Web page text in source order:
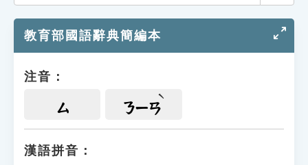
單字索引
遊戲專區
教育部國語辭典簡編本
注音：
ㄙ ㄋㄧㄢ
漢語拼音：